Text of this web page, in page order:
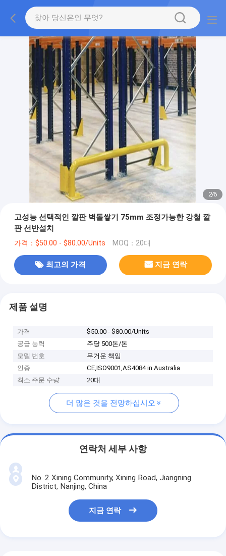
2/6
고성능 선택적인 깔판 벽돌쌓기 75mm 조정가능한 강철 깔
판 선반설치
가격：$50.00 - $80.00/Units MOQ：20대
최고의 가격 지금 연락
제품 설명
가격
$50.00 - $80.00/Units
공급 능력
주당 500톤/톤
모델 번호
무거운 책임
인증
CE,ISO9001,AS4084 in Australia
최소 주문 수량
20대
더 많은 것을 전망하십시오
연락처 세부 사항
No. 2 Xining Community, Xining Road, Jiangning
District, Nanjing, China
지금 연락